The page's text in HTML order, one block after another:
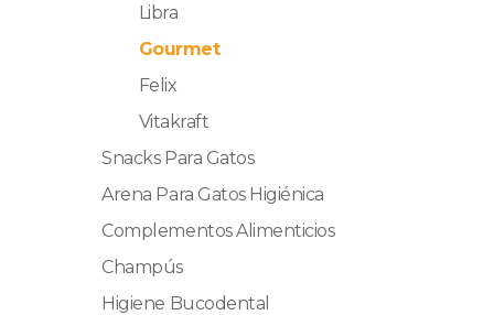
Libra
Gourmet
Felix
Vitakraft
Snacks Para Gatos
Arena Para Gatos Higiénica
Complementos Alimenticios
Champús
Higiene Bucodental